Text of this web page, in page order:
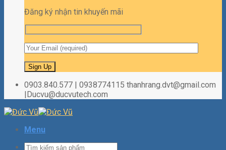
Đăng ký nhận tin khuyến mãi
0903.840.577 | 0938774115 thanhrang.dvt@gmail.com
|Ducvu@ducvutech.com
Menu